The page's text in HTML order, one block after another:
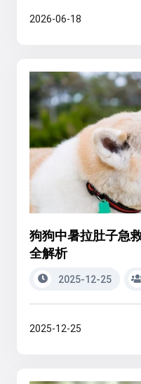
2026-06-18
狗狗中暑拉肚子急
全解析
2025-12-25
2025-12-25